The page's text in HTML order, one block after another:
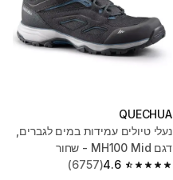
QUECHUA
נעלי טיולים עמידות במים לגברים,
דגם MH100 Mid - שחור
4.6
4.6 out of 5 stars from 6757 reviews
(6757)